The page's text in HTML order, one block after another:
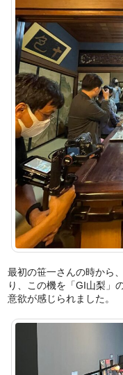
最初の笹一さんの時から
り、この機を「GI山梨」
意欲が感じられました。